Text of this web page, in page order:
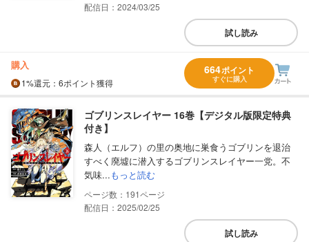
配信日：2024/03/25
試し読み
購入
1%還元 ：6ポイント獲得
664ポイント
すぐに購入
ゴブリンスレイヤー 16巻【デジタル版限定特典
付き】
森人（エルフ）の里の奥地に巣食うゴブリンを退治
すべく廃墟に潜入するゴブリンスレイヤー一党。不
気味...もっと読む
191
配信日：2025/02/25
試し読み